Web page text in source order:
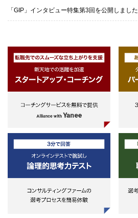
「GIP」インタビュー特集第3回を公開しました